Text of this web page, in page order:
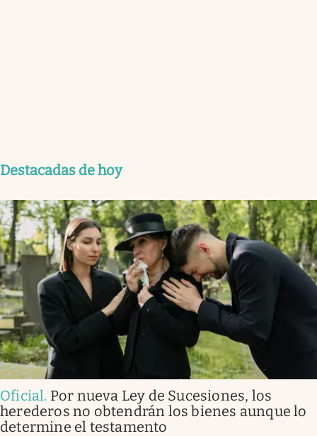
Destacadas de hoy
Oficial. Por nueva Ley de Sucesiones, los
herederos no obtendrán los bienes aunque lo
determine el testamento